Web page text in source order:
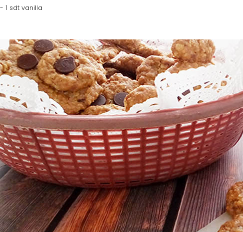
- 1 sdt vanilla